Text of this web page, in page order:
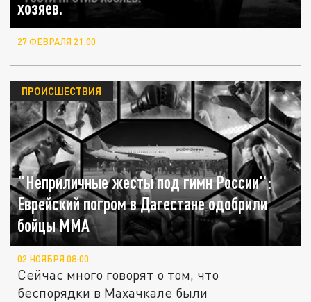
хозяев.
27 ФЕВРАЛЯ 21:00
"Неприличные жесты под гимн России":
Еврейский погром в Дагестане одобрили
бойцы ММА
ПРОИСШЕСТВИЯ
02 НОЯБРЯ 08:00
Сейчас много говорят о том, что
беспорядки в Махачкале были